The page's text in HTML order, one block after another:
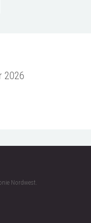
2026
Nordwest.